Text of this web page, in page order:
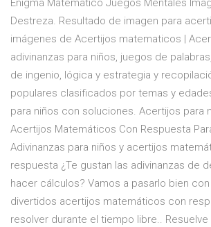
Enigma Matematico Juegos Mentales
Destreza. Resultado de imagen para
imágenes de Acertijos matematicos |
adivinanzas para niños, juegos de
de ingenio, lógica y estrategia y
populares clasificados por temas y
para niños con soluciones. Acertijos para
Acertijos Matemáticos Con Respuesta
Adivinanzas para niños y acertijos
respuesta ¿Te gustan las adivinanzas de
hacer cálculos? Vamos a pasarlo bien
divertidos acertijos matemáticos con
resolver durante el tiempo libre..